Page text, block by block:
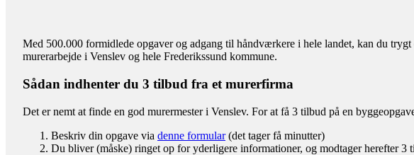
Med 500.000 formidlede opgaver og adgang til håndværkere i hele landet, kan du
murerarbejde i Venslev og hele Frederikssund kommune.
Sådan indhenter du 3 tilbud fra et murerfirma
Det er nemt at finde en god murermester i Venslev. For at få 3 tilbud på en
Beskriv din opgave via denne formular(det tager få minutter)
Du bliver (måske) ringet op for yderligere informationer, og modtager herefter 3